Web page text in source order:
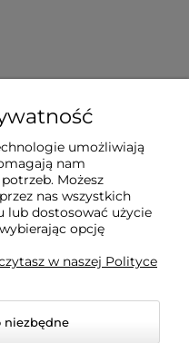
umożliwiają
nam
Możesz
nas wszystkich
lub dostosować użycie
opcję
w naszej Polityce
niezbędne